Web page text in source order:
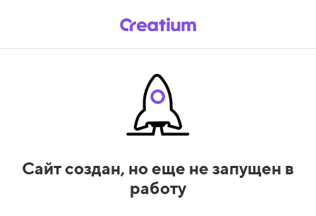
Сайт создан, но еще не запущен в
работу